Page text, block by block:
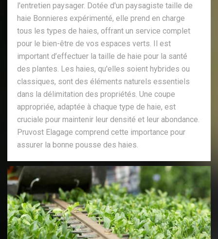
l'entretien paysager. Dotée d'un paysagiste taille de
haie Bonnieres expérimenté, elle prend en charge
tous les types de haies, offrant un service complet
pour le bien-être de vos espaces verts. Il est
important d’effectuer la taille de haie pour la santé
des plantes. Les haies, qu'elles soient hybrides ou
classiques, sont des éléments naturels essentiels
dans la délimitation des propriétés. Une coupe
appropriée, adaptée à chaque type de haie, est
cruciale pour maintenir leur densité et leur abondance.
Pruvost Elagage comprend cette importance pour
assurer la bonne pousse des haies.